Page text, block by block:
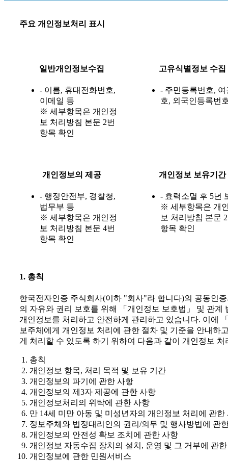
2022년 07월 18일 개정
정
2018년 03월 20일 개정
2017년 11월 11
12월 27일 개정
2011년 09월 30일 개정
주요 개인정보처리 표시
일반개인정보수집
- 이름, 휴대전화번호,
이메일 등
※ 세부항목은 개인정
보 처리방침 본문 2번
항목 확인
고유식별정보 수집
- 주민등록번호, 여
호, 외국인등록번
개인정보의 제공
- 행정안전부, 경찰청,
법무부 등
※ 세부항목은 개인정
보 처리방침 본문 4번
항목 확인
개인정보 보유기간
- 효력소멸 후 5년
※ 세부항목은 개
보 처리방침 본문
항목 확인
1. 총칙
한국전자인증 주식회사(이하 "회사"라 합니다)의 공동인
의 자유와 권리 보호를 위해 「개인정보 보호법」 및 관계
개인정보를 처리하고 안전하게 관리하고 있습니다. 이에
보주체에게 개인정보 처리에 관한 절차 및 기준을 안내하
게 처리할 수 있도록 하기 위하여 다음과 같이 개인정보 처
총칙
개인정보 항목, 처리 목적 및 보유 기간
개인정보의 파기에 관한 사항
개인정보의 제3자 제공에 관한 사항
개인정보처리의 위탁에 관한 사항
만 14세 미만 아동 및 미성년자의 개인정보 처리에 관한
정보주체와 법정대리인의 권리/의무 및 행사방법에 관
개인정보의 안전성 확보 조치에 관한 사항
개인정보 자동수집 장치의 설치, 운영 및 그 거부에 관
개인정보에 관한 민원서비스